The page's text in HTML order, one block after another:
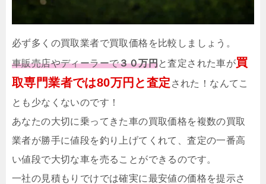
必ず多くの買取業者で買取価格を比較しましょう。
車販売店やディーラーで３０万円と査定された車が買
取専門業者では80万円と査定 された！なんてこ
とも少なくないのです！
あなたの大切に乗ってきた車の買取価格を複数の買取
業者が勝手に値段を釣り上げてくれて、査定の一番高
い値段で大切な車を売ることができるのです。
一社の見積もりでけでは確実に最安値の価格を提示さ